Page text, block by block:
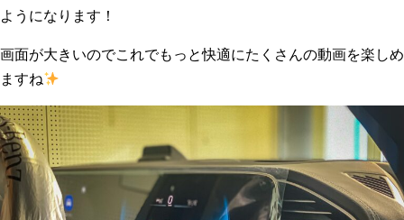
ようになります！
画面が大きいのでこれでもっと快適にたくさんの動画を楽しめ
ますね